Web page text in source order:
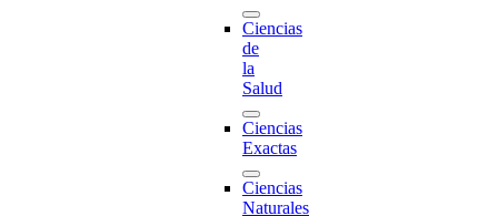
Ciencias
de
la
Salud
Ciencias
Exactas
Ciencias
Naturales